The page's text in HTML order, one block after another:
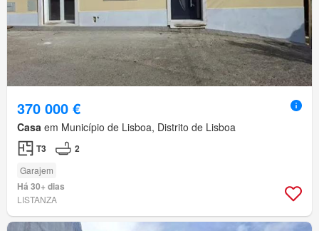
370 000 €
Casa em Município de Lisboa, Distrito de Lisboa
T3 2
Garajem
Há 30+ dias
LISTANZA